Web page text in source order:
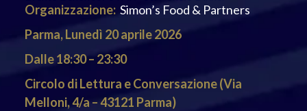
Organizzazione: Simon’s Food & Partners
Parma, Lunedì 20 aprile 2026
Dalle 18:30 – 23:30
Circolo di Lettura e Conversazione (Via
Melloni, 4/a – 43121 Parma)